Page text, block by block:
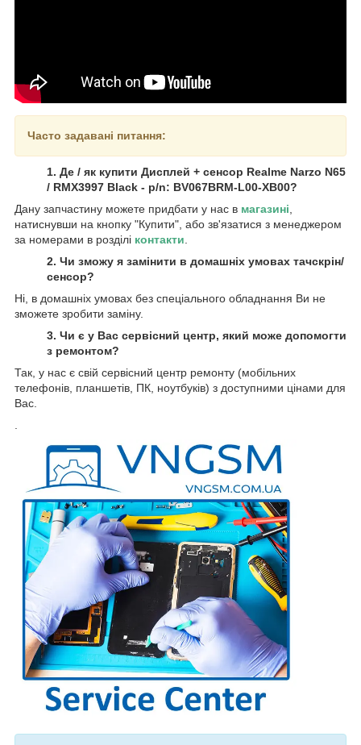
Часто задавані питання:
1. Де / як купити Дисплей + сенсор Realme Narzo N65
/ RMX3997 Black - p/n: BV067BRM-L00-XB00?
Дану запчастину можете придбати у нас в магазині
натиснувши на кнопку "Купити", або зв'язатися з менеджером
за номерами в розділі контакти
2. Чи зможу я замінити в домашніх умовах тачскрін/
сенсор?
Ні, в домашніх умовах без спеціального обладнання Ви не
зможете зробити заміну.
3. Чи є у Вас сервісний центр, який може допомогти
з ремонтом?
Так, у нас є свій сервісний центр ремонту (мобільних
телефонів, планшетів, ПК, ноутбуків) з доступними цінами для
Вас.